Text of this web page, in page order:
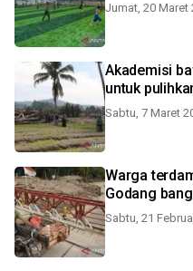
Jumat, 20 Maret
Akademisi
untuk
Sabtu, 7 Maret
Warga
Godang
Sabtu, 21